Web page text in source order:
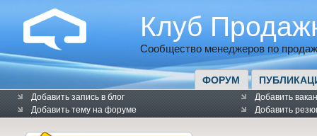
Клуб
Сообщество менеджеров по
ФОРУМ
Добавить запись в блог
Добавить тему на форуме
Добавить
Добавить